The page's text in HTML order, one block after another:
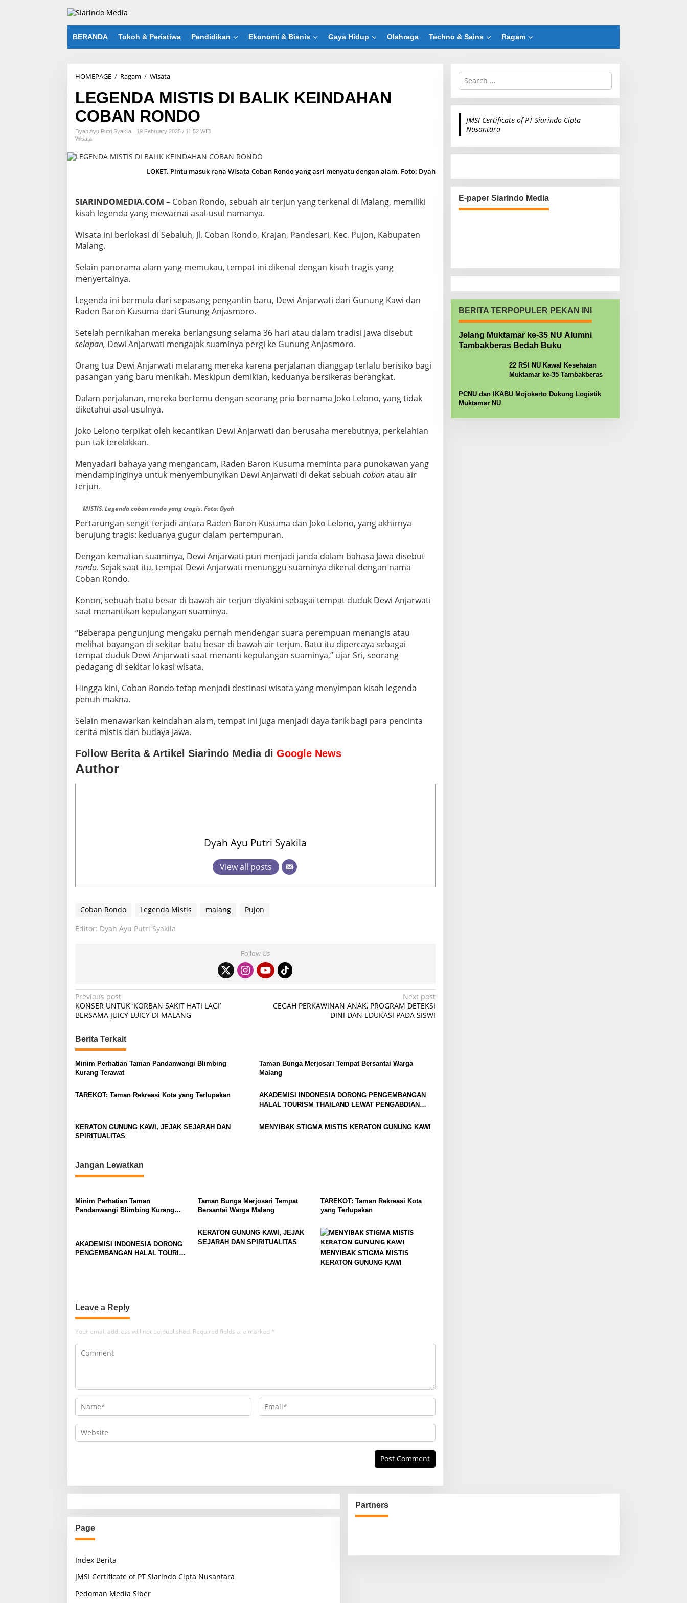
BERANDA Tokoh & Peristiwa Pendidikan Ekonomi & Bisnis Gaya Hidup Olahraga Techno & Sains Ragam
HOMEPAGE / Ragam / Wisata
G
E
N
D
A
S
T
B
L
E
D
A
H
N
C
B
A
N
O
O
LEGENDA MISTIS DI BALIK KEINDAHAN
COBAN RONDO
Dyah Ayu Putri Syakila
19 February 2025 / 11:52 WIB
Wisata
LOKET. Pintu masuk rana Wisata Coban Rondo yang asri menyatu dengan alam. Foto: Dyah
SIARINDOMEDIA.COM – Coban Rondo, sebuah air terjun yang terkenal di Malang, memiliki
kisah legenda yang mewarnai asal-usul namanya.
Wisata ini berlokasi di Sebaluh, Jl. Coban Rondo, Krajan, Pandesari, Kec. Pujon, Kabupaten
Malang.
Selain panorama alam yang memukau, tempat ini dikenal dengan kisah tragis yang
menyertainya.
Legenda ini bermula dari sepasang pengantin baru, Dewi Anjarwati dari Gunung Kawi dan
Raden Baron Kusuma dari Gunung Anjasmoro.
Setelah pernikahan mereka berlangsung selama 36 hari atau dalam tradisi Jawa disebut
selapan, Dewi Anjarwati mengajak suaminya pergi ke Gunung Anjasmoro.
Orang tua Dewi Anjarwati melarang mereka karena perjalanan dianggap terlalu berisiko bagi
pasangan yang baru menikah. Meskipun demikian, keduanya bersikeras berangkat.
Dalam perjalanan, mereka bertemu dengan seorang pria bernama Joko Lelono, yang tidak
diketahui asal-usulnya.
Joko Lelono terpikat oleh kecantikan Dewi Anjarwati dan berusaha merebutnya, perkelahian
pun tak terelakkan.
Menyadari bahaya yang mengancam, Raden Baron Kusuma meminta para punokawan yang
mendampinginya untuk menyembunyikan Dewi Anjarwati di dekat sebuah cobanatau air
terjun.
MISTIS. Legenda coban rondo yang tragis. Foto: Dyah
Pertarungan sengit terjadi antara Raden Baron Kusuma dan Joko Lelono, yang akhirnya
berujung tragis: keduanya gugur dalam pertempuran.
Dengan kematian suaminya, Dewi Anjarwati pun menjadi janda dalam bahasa Jawa disebut
rondo. Sejak saat itu, tempat Dewi Anjarwati menunggu suaminya dikenal dengan nama
Coban Rondo.
Konon, sebuah batu besar di bawah air terjun diyakini sebagai tempat duduk Dewi Anjarwati
saat menantikan kepulangan suaminya.
“Beberapa pengunjung mengaku pernah mendengar suara perempuan menangis atau
melihat bayangan di sekitar batu besar di bawah air terjun. Batu itu dipercaya sebagai
tempat duduk Dewi Anjarwati saat menanti kepulangan suaminya,” ujar Sri, seorang
pedagang di sekitar lokasi wisata.
Hingga kini, Coban Rondo tetap menjadi destinasi wisata yang menyimpan kisah legenda
penuh makna.
Selain menawarkan keindahan alam, tempat ini juga menjadi daya tarik bagi para pencinta
cerita mistis dan budaya Jawa.
Follow Berita & Artikel Siarindo Media di Google News
Author
Dyah Ayu Putri Syakila
View all posts
Coban Rondo Legenda Mistis malang
Pujon
Editor: Dyah Ayu Putri Syakila
Follow Us
P
o
t
n
a
i
a
t
o
Previous post
KONSER UNTUK ‘KORBAN SAKIT HATI LAGI’
BERSAMA JUICY LUICY DI MALANG
Next post
CEGAH PERKAWINAN ANAK, PROGRAM DETEKSI
DINI DAN EDUKASI PADA SISWI
Berita Terkait
Minim Perhatian Taman Pandanwangi Blimbing
Kurang Terawat
Taman Bunga Merjosari Tempat Bersantai Warga
Malang
TAREKOT: Taman Rekreasi Kota yang Terlupakan
AKADEMISI INDONESIA DORONG PENGEMBANGAN
HALAL TOURISM THAILAND LEWAT PENGABDIAN
KERATON GUNUNG KAWI, JEJAK SEJARAH DAN
SPIRITUALITAS
MENYIBAK STIGMA MISTIS KERATON GUNUNG KAWI
Jangan Lewatkan
Minim Perhatian Taman
Pandanwangi Blimbing Kurang
Taman Bunga Merjosari Tempat
Bersantai Warga Malang
TAREKOT: Taman Rekreasi Kota
yang Terlupakan
AKADEMISI INDONESIA DORONG
PENGEMBANGAN HALAL TOURISM
KERATON GUNUNG KAWI, JEJAK
SEJARAH DAN SPIRITUALITAS
MENYIBAK STIGMA MISTIS
KERATON GUNUNG KAWI
Leave a Reply
Your email address will not be published. Required fields are marked *
S
r
c
r
JMSI Certificate of PT Siarindo Cipta
Nusantara
E-paper Siarindo Media
BERITA TERPOPULER PEKAN INI
Jelang Muktamar ke-35 NU Alumni
Tambakberas Bedah Buku
22 RSI NU Kawal Kesehatan
Muktamar ke-35 Tambakberas
PCNU dan IKABU Mojokerto Dukung Logistik
Muktamar NU
Page
Index Berita
JMSI Certificate of PT Siarindo Cipta Nusantara
Pedoman Media Siber
Partners